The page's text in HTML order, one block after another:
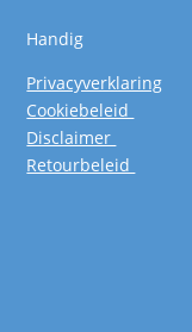
Handig
Privacyverklaring
Cookiebeleid
Disclaimer
Retourbeleid